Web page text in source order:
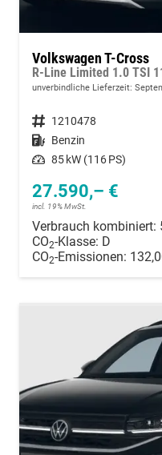
Volkswagen T-Cross
unverbindliche Lieferzeit:
Fahrzeugnummer 1210478
Kraftstoff Benzin
Leistung 85 kW (116 PS)
27.590,– €
incl. 19% MwSt.
Verbrauch kombiniert:
CO2-Klasse: D
CO2-Emissionen: